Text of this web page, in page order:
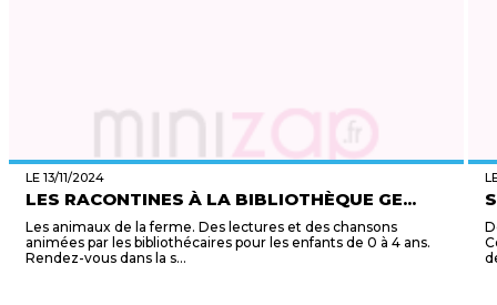
LE 13/11/2024
LES RACONTINES À LA BIBLIOTHÈQUE GE...
Les animaux de la ferme. Des lectures et des chansons
animées par les bibliothécaires pour les enfants de 0 à 4 ans.
Rendez-vous dans la s...